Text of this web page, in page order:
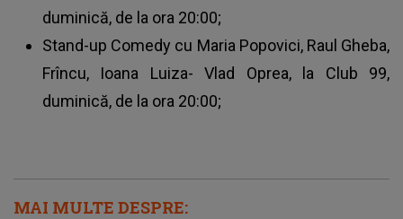
duminică, de la ora 20:00;
Stand-up Comedy cu Maria Popovici, Raul Gheba,
Frîncu, Ioana Luiza- Vlad Oprea, la Club 99,
duminică, de la ora 20:00;
MAI MULTE DESPRE: